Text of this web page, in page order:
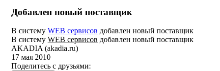
Добавлен новый поставщик
В систему WEB сервисов добавлен новый поставщик
В систему WEB сервисов добавлен новый поставщик
AKADIA (akadia.ru)
17 мая 2010
Поделитесь с друзьями: